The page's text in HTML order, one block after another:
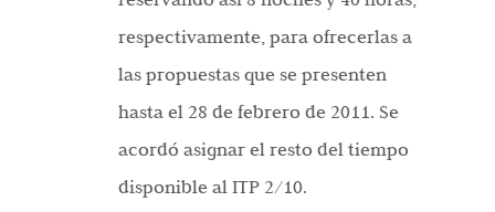
respectivamente, para ofrecerlas a
las propuestas que se presenten
hasta el 28 de febrero de 2011. Se
acordó asignar el resto del tiempo
disponible al ITP 2/10.